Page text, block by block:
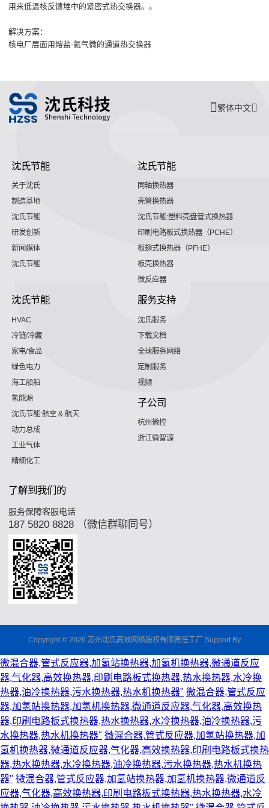
用来低温核反馈堆中的紧密式热交换器。。
解决方案：
核电厂层面用熔盐-氦气微的通道热交换器
繁体中文
沈氏节能
关于沈氏
制造基地
沈氏节能
研发创新
新闻媒体
沈氏节能
沈氏节能
同轴换热器
壳管换热器
沈氏节能:塑料壳盘管式换热器
印刷电路板式换热器（PCHE）
板翅式换热器（PFHE）
板壳换热器
微反应器
沈氏节能
HVAC
冷链/冷藏
家电/食品
绿色电力
海工船舶
氢能源
沈氏节能:航空 & 航天
动力总成
工业气体
精细化工
服务支持
沈氏服务
下载文档
全球服务网络
定制服务
视频
子公司
杭州微控
浙江微智源
了解到我们的
服务保障客服电话
187 5820 8828 （微信群聊同号）
Copyright © 2026 苏州沈氏高效网络股权有限责任工厂 Support By
微混合器,管式反应器,加氢站换热器,加氢机换热器,微通道反应
器,气化器,高效换热器,印刷电路板式换热器,热水换热器,水冷换
热器,油冷换热器,污水换热器,热水机换热器" 微混合器,管式反应
器,加氢站换热器,加氢机换热器,微通道反应器,气化器,高效换热
器,印刷电路板式换热器,热水换热器,水冷换热器,油冷换热器,污
水换热器,热水机换热器" 微混合器,管式反应器,加氢站换热器,加
氢机换热器,微通道反应器,气化器,高效换热器,印刷电路板式换热
器,热水换热器,水冷换热器,油冷换热器,污水换热器,热水机换热
器" 微混合器,管式反应器,加氢站换热器,加氢机换热器,微通道反
应器,气化器,高效换热器,印刷电路板式换热器,热水换热器,水冷